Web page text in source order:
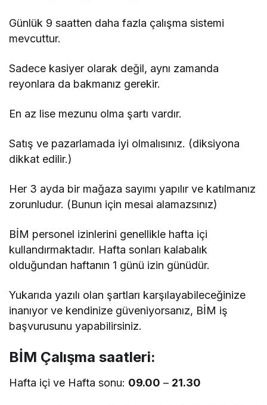
Günlük 9 saatten daha fazla çalışma sistemi
mevcuttur.
Sadece kasiyer olarak değil, aynı zamanda
reyonlara da bakmanız gerekir.
En az lise mezunu olma şartı vardır.
Satış ve pazarlamada iyi olmalısınız. (diksiyona
dikkat edilir.)
Her 3 ayda bir mağaza sayımı yapılır ve katılmanız
zorunludur. (Bunun için mesai alamazsınız)
BİM personel izinlerini genellikle hafta içi
kullandırmaktadır. Hafta sonları kalabalık
olduğundan haftanın 1 günü izin günüdür.
Yukarıda yazılı olan şartları karşılayabileceğinize
inanıyor ve kendinize güveniyorsanız, BİM iş
başvurusunu yapabilirsiniz.
BİM Çalışma saatleri:
Hafta içi ve Hafta sonu: 09.00 – 21.30